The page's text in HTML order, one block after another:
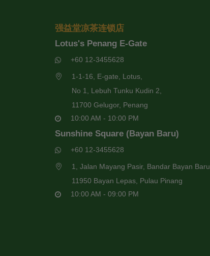
强益堂凉茶连锁店
Lotus's Penang E-Gate
+60 12-3455628
1-1-16, E-gate, Lotus,
No 1, Lebuh Tunku Kudin 2,
11700 Gelugor, Penang
10:00 AM - 10:00 PM
Sunshine Square (Bayan Baru)
+60 12-3455628
1, Jalan Mayang Pasir, Bandar Bayan Baru,
11950 Bayan Lepas, Pulau Pinang
10:00 AM - 09:00 PM